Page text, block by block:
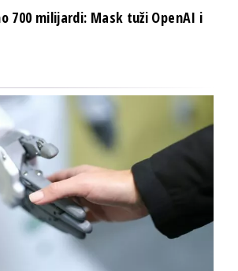
700 milijardi: Mask tuži OpenAI i